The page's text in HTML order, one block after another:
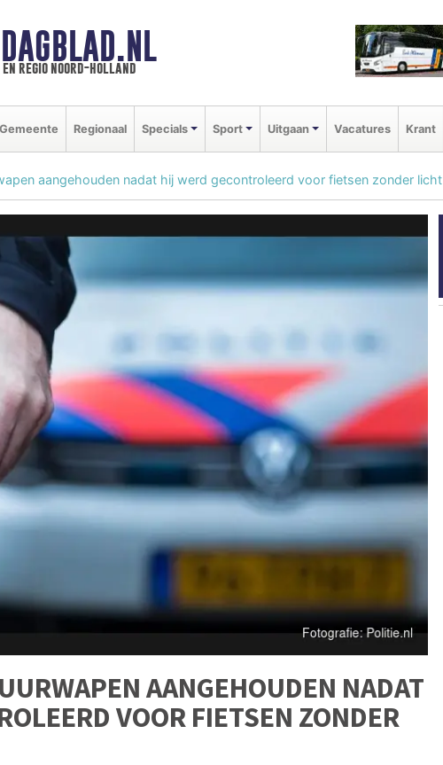
regio noord-holland
Gemeente Regionaal Specials Sport Uitgaan Vacatures Krant
aangehouden nadat hij werd gecontroleerd voor fietsen zonder licht
AANGEHOUDEN NADAT
VOOR FIETSEN ZONDER